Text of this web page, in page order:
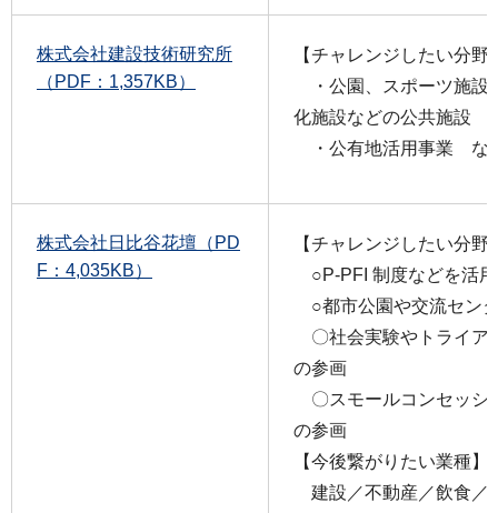
株式会社建設技術研究所
（PDF：1,357KB）
【チャレンジしたい分野
・公園、スポーツ施設
化施設などの公共施設
・公有地活用事業 な
株式会社日比谷花壇（PD
F：4,035KB）
【チャレンジしたい分野
○P-PFI 制度などを活
○都市公園や交流セン
〇社会実験やトライア
の参画
〇スモールコンセッシ
の参画
【今後繋がりたい業種】
建設／不動産／飲食／